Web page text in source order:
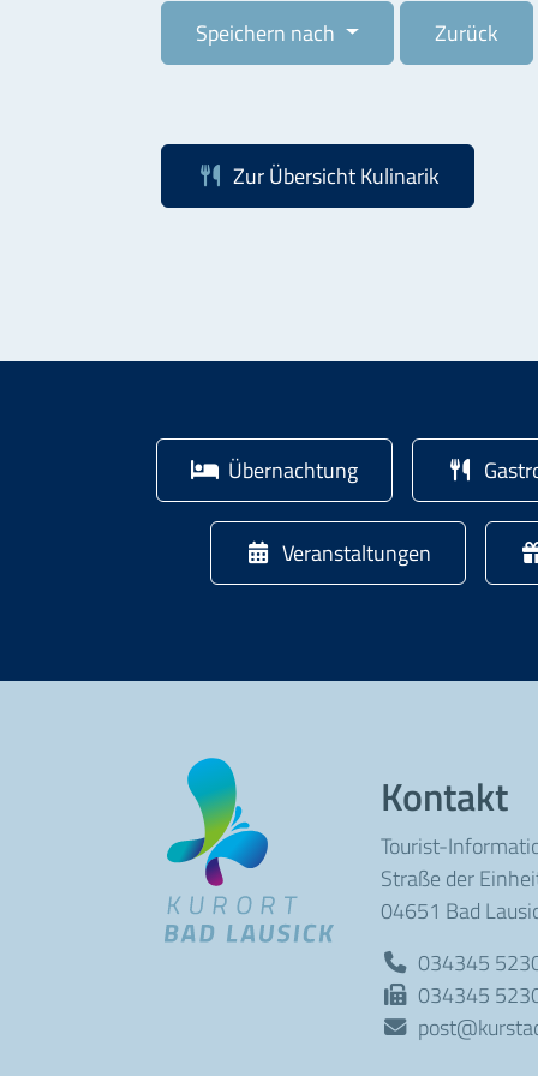
Speichern nach Zurück
Zur ÜbersichtKulinarik
Übernachtung
Veranstaltungen
Kontakt
Tourist-
Straße der
04651 Bad
034345
034345